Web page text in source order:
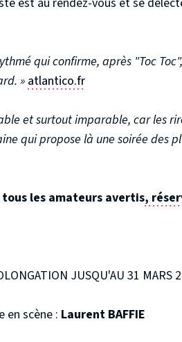
qui confirme, après "Toc
» atlantico.fr
et surtout imparable, car les
qui propose là une soirée des
les amateurs avertis,
JUSQU'AU 31 MARS
en scène : Laurent BAFFIE